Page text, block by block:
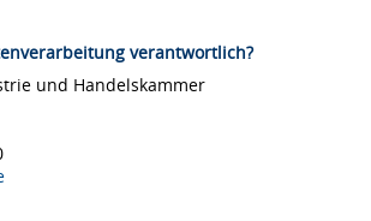
verantwortlich?
und Handelskammer
0